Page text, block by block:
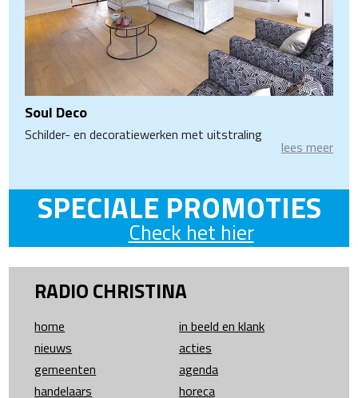
Soul Deco
Schilder- en decoratiewerken met uitstraling
lees meer
SPECIALE PROMOTIES
Check het hier
RADIO CHRISTINA
home
in beeld en klank
nieuws
acties
gemeenten
agenda
handelaars
horeca